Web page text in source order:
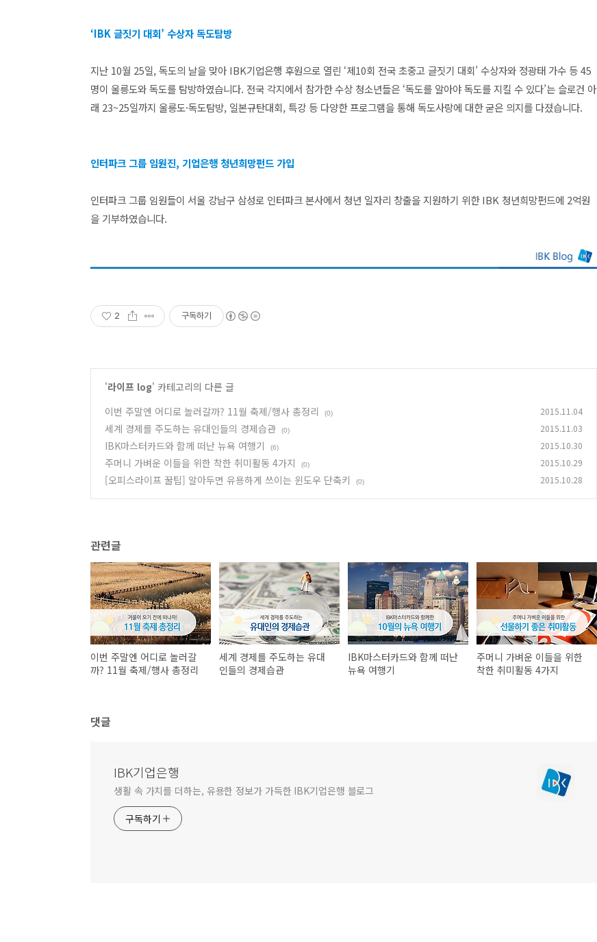
‘IBK 글짓기 대회’ 수상자 독도탐방
지난 10월 25일, 독도의 날을 맞아 IBK기업은행 후원으로 열린 ‘제10회 전국 초중고 글짓기 대회’ 수상자와 정광태 가수 등 45
명이 울릉도와 독도를 탐방하였습니다. 전국 각지에서 참가한 수상 청소년들은 ‘독도를 알아야 독도를 지킬 수 있다’는 슬로건 아
래 23~25일까지 울릉도·독도탐방, 일본규탄대회, 특강 등 다양한 프로그램을 통해 독도사랑에 대한 굳은 의지를 다졌습니다.
인터파크 그룹 임원진, 기업은행 청년희망펀드 가입
인터파크 그룹 임원들이 서울 강남구 삼성로 인터파크 본사에서 청년 일자리 창출을 지원하기 위한 IBK 청년희망펀드에 2억원
을 기부하였습니다.
2 구독하기
'라이프 log' 카테고리의 다른 글
이번 주말엔 어디로 놀러갈까? 11월 축제/행사 총정리
(0) 2015.11.04
세계 경제를 주도하는 유대인들의 경제습관 (0) 2015.11.03
IBK마스터카드와 함께 떠난 뉴욕 여행기 (6) 2015.10.30
주머니 가벼운 이들을 위한 착한 취미활동 4가지 (0) 2015.10.29
[오피스라이프 꿀팁] 알아두면 유용하게 쓰이는 윈도우 단축키 (0) 2015.10.28
관련글
이번 주말엔 어디로 놀러갈
까? 11월 축제/행사 총정리
세계 경제를 주도하는 유대
인들의 경제습관
IBK마스터카드와 함께 떠난
뉴욕 여행기
주머니 가벼운 이들을 위한
착한 취미활동 4가지
댓글
IBK기업은행
생활 속 가치를 더하는, 유용한 정보가 가득한 IBK기업은행 블로그
구독하기